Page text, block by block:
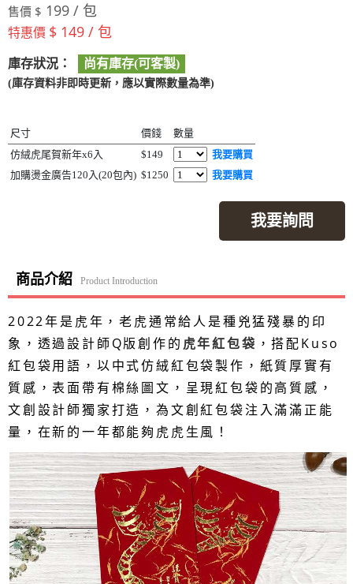
售價 $ 199 / 包
特惠價 $ 149 / 包
庫存狀況： 尚有庫存(可客製)
(庫存資料非即時更新，應以實際數量為準)
尺寸 價錢
數量
仿絨虎尾賀新年x6入
$149
我要購買
加購燙金廣告120入(20包內) $1250 我要購買
我要詢問
商品介紹 Product Introduction
2022年是虎年，老虎通常給人是種兇猛殘暴的印
象，透過設計師Q版創作的 虎年紅包袋 ，搭配Kuso
紅包袋用語，以中式仿絨紅包袋製作，紙質厚實有
質感，表面帶有棉絲圖文，呈現紅包袋的高質感，
文創設計師獨家打造，為文創紅包袋注入滿滿正能
量，在新的一年都能夠虎虎生風！